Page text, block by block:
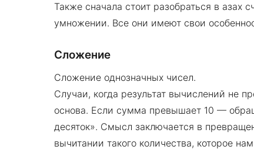
Также сначала стоит разобраться в
умножении. Все они имеют свои
Сложение
Сложение однозначных чисел.
Случаи, когда результат вычислений не
основа. Если сумма превышает 10 —
десяток». Смысл заключается в
вычитании такого количества, которое